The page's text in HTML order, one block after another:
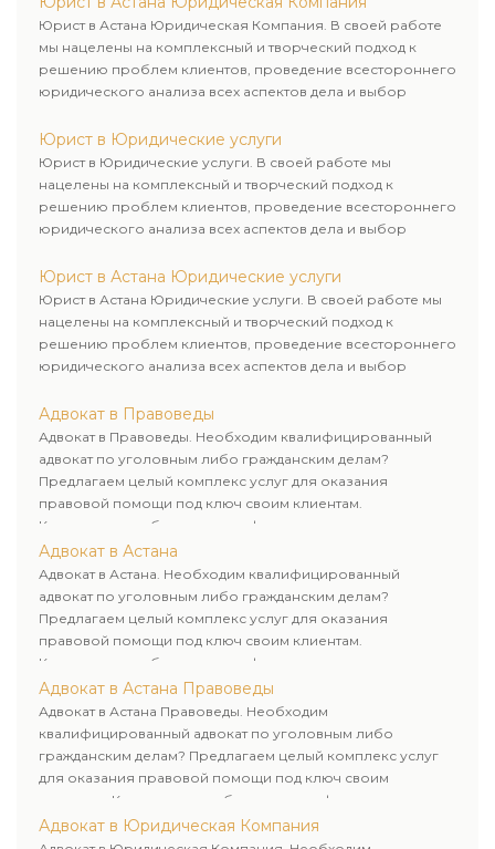
Юрист в Астана Юридическая Компания. В своей работе
мы нацелены на комплексный и творческий подход к
решению проблем клиентов, проведение всестороннего
юридического анализа всех аспектов дела и выбор
Юрист в Юридические услуги
Юрист в Юридические услуги. В своей работе мы
нацелены на комплексный и творческий подход к
решению проблем клиентов, проведение всестороннего
юридического анализа всех аспектов дела и выбор
Юрист в Астана Юридические услуги
Юрист в Астана Юридические услуги. В своей работе мы
нацелены на комплексный и творческий подход к
решению проблем клиентов, проведение всестороннего
юридического анализа всех аспектов дела и выбор
Адвокат в Правоведы
Адвокат в Правоведы. Необходим квалифицированный
адвокат по уголовным либо гражданским делам?
Предлагаем целый комплекс услуг для оказания
правовой помощи под ключ своим клиентам.
Комплексное обслуживание физических и юридических
лиц. Индивидуальный подход к каждому клиенту.
Адвокат в Астана
Адвокат в Астана. Необходим квалифицированный
адвокат по уголовным либо гражданским делам?
Предлагаем целый комплекс услуг для оказания
правовой помощи под ключ своим клиентам.
Комплексное обслуживание физических и юридических
лиц. Индивидуальный подход к каждому клиенту.
Адвокат в Астана Правоведы
Адвокат в Астана Правоведы. Необходим
квалифицированный адвокат по уголовным либо
гражданским делам? Предлагаем целый комплекс услуг
для оказания правовой помощи под ключ своим
клиентам. Комплексное обслуживание физических и
юридических лиц. Индивидуальный подход к каждому
клиенту.
Адвокат в Юридическая Компания